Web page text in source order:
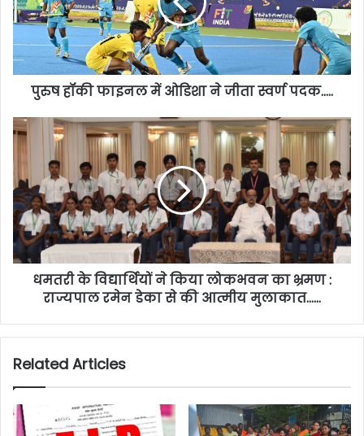
पुरुष हॉकी फाइनल में ओडिशा ने जीता स्वर्ण पदक…..
धमतरी के विद्यार्थियों ने किया लोकभवन का भ्रमण :
राज्यपाल रमेन डेका से की आत्मीय मुलाकात……
Related Articles